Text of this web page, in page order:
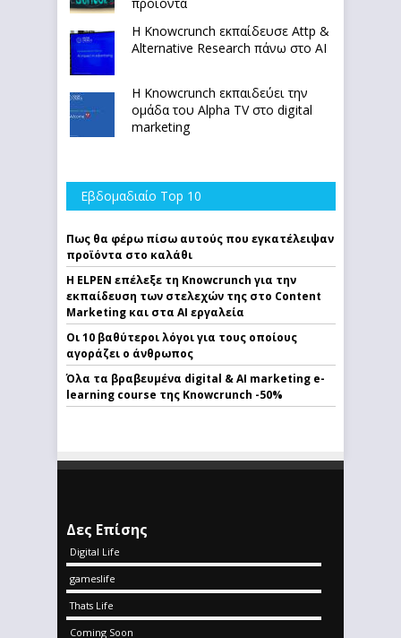
Η Knowcrunch εκπαίδευσε Attp &
Alternative Research πάνω στο ΑΙ
Η Knowcrunch εκπαιδεύει την
ομάδα του Alpha TV στο digital
marketing
Εβδομαδιαίο Top 10
Πως θα φέρω πίσω αυτούς που εγκατέλειψαν
προϊόντα στο καλάθι
Η ELPEN επέλεξε τη Knowcrunch για την
εκπαίδευση των στελεχών της στο Content
Marketing και στα AI εργαλεία
Οι 10 βαθύτεροι λόγοι για τους οποίους
αγοράζει ο άνθρωπος
Όλα τα βραβευμένα digital & AI marketing e-
learning course της Knowcrunch -50%
Δες Επίσης
Digital Life
gameslife
Thats Life
Coming Soon